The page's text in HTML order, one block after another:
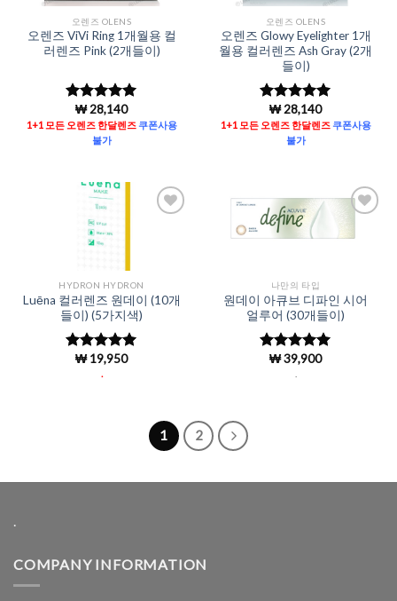
오렌즈 OLENS
오렌즈 ViVi Ring 1개월용 컬
러렌즈 Pink (2개들이)
5 중에서
로 평가됨
₩28,140
1+1 모든 오렌즈 한달렌즈쿠폰사용
불가
오렌즈 OLENS
오렌즈 Glowy Eyelighter 1개
월용 컬러렌즈 Ash Gray (2개
들이)
5 중에서
로 평가됨
₩28,140
1+1 모든 오렌즈 한달렌즈쿠폰사용
불가
HYDRON HYDRON
Luēna 컬러렌즈 원데이 (10개
들이) (5가지색)
5 중에서
로 평
₩19,950
.
Wishlist
나만의 타입
원데이 아큐브 디파인 시어
얼루어 (30개들이)
5 중에서
로 평
₩39,900
1 2
COMPANY INFORMATION